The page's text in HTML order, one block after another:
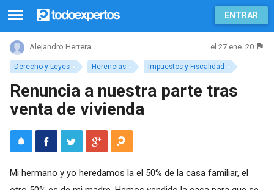
ENTRAR
Derecho y Leyes Herencias Impuestos y Fiscalidad
Alejandro Herrera el 27 ene. 20
Renuncia a nuestra parte tras
venta de vivienda
Mi hermano y yo heredamos la el 50% de la casa familiar, el